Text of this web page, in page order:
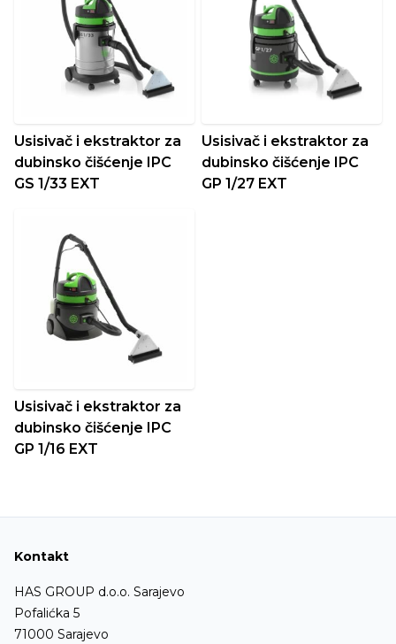
Usisivač i ekstraktor za
dubinsko čišćenje IPC
GS 1/33 EXT
Usisivač i ekstraktor za
dubinsko čišćenje IPC
GP 1/27 EXT
Usisivač i ekstraktor za
dubinsko čišćenje IPC
GP 1/16 EXT
Kontakt
HAS GROUP d.o.o. Sarajevo
Pofalićka 5
71000 Sarajevo